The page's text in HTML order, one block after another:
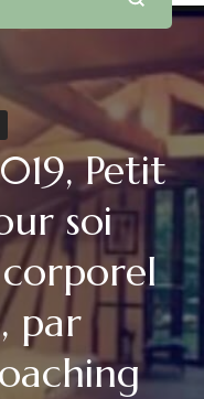
Petit
soi
par